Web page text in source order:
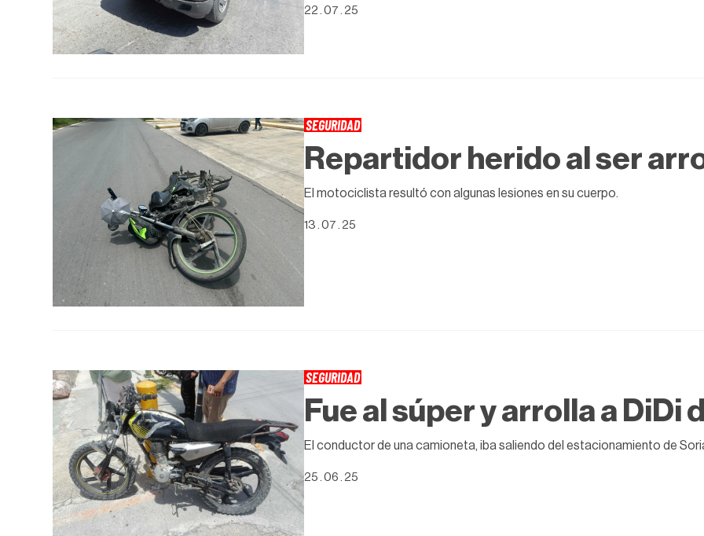
22 . 07 . 25
SEGURIDAD
Repartidor herido al ser
El motociclista resultó con algunas lesiones en su cuerpo.
13 . 07 . 25
SEGURIDAD
Fue al súper y arrolla a DiDi
El conductor de una camioneta, iba saliendo del estacionamiento de
25 . 06 . 25